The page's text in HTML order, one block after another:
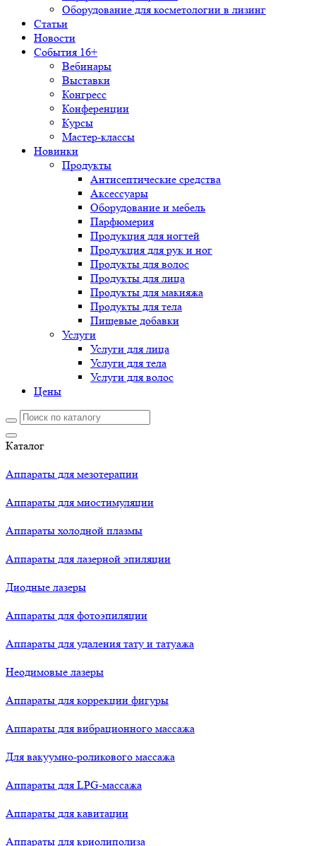
Оборудование для косметологии в лизинг
Статьи
Новости
События 16+
Вебинары
Выставки
Конгресс
Конференции
Курсы
Мастер-классы
Новинки
Продукты
Антисептические средства
Аксессуары
Оборудование и мебель
Парфюмерия
Продукция для ногтей
Продукция для рук и ног
Продукты для волос
Продукты для лица
Продукты для макияжа
Продукты для тела
Пищевые добавки
Услуги
Услуги для лица
Услуги для тела
Услуги для волос
Цены
Каталог
Аппараты для мезотерапии
Аппараты для миостимуляции
Аппараты холодной плазмы
Аппараты для лазерной эпиляции
Диодные лазеры
Аппараты для фотоэпиляции
Аппараты для удаления тату и татуажа
Неодимовые лазеры
Аппараты для коррекции фигуры
Аппараты для вибрационного массажа
Для вакуумно-роликового массажа
Аппараты для LPG-массажа
Аппараты для кавитации
Аппараты для криолиполиза